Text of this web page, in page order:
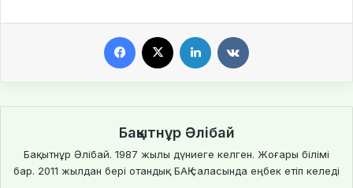
Бақытнұр Әлібай
Бақытнұр Әлібай. 1987 жылы дүниеге келген. Жоғары білімі
бар. 2011 жылдан бері отандық БАҚ саласында еңбек етіп келеді